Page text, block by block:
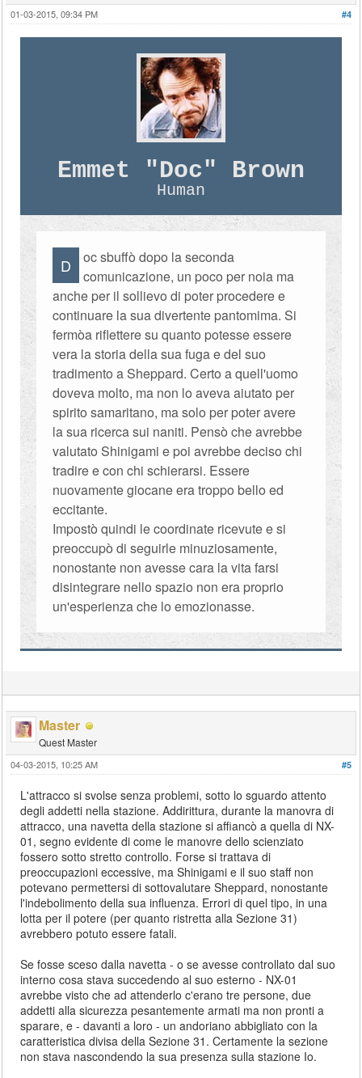
#4
01-03-2015, 09:34 PM
Emmet "Doc" Brown
Human
D
oc sbuffò dopo la seconda
comunicazione, un poco per noia ma
anche per il sollievo di poter procedere e
continuare la sua divertente pantomima. Si
fermòa riflettere su quanto potesse essere
vera la storia della sua fuga e del suo
tradimento a Sheppard. Certo a quell'uomo
doveva molto, ma non lo aveva aiutato per
spirito samaritano, ma solo per poter avere
la sua ricerca sui naniti. Pensò che avrebbe
valutato Shinigami e poi avrebbe deciso chi
tradire e con chi schierarsi. Essere
nuovamente giocane era troppo bello ed
eccitante.
Impostò quindi le coordinate ricevute e si
preoccupò di seguirle minuziosamente,
nonostante non avesse cara la vita farsi
disintegrare nello spazio non era proprio
un'esperienza che lo emozionasse.
Master
Quest Master
#5
04-03-2015, 10:25 AM
L'attracco si svolse senza problemi, sotto lo sguardo attento
degli addetti nella stazione. Addirittura, durante la manovra di
attracco, una navetta della stazione si affiancò a quella di NX-
01, segno evidente di come le manovre dello scienziato
fossero sotto stretto controllo. Forse si trattava di
preoccupazioni eccessive, ma Shinigami e il suo staff non
potevano permettersi di sottovalutare Sheppard, nonostante
l'indebolimento della sua influenza. Errori di quel tipo, in una
lotta per il potere (per quanto ristretta alla Sezione 31)
avrebbero potuto essere fatali.
Se fosse sceso dalla navetta - o se avesse controllato dal suo
interno cosa stava succedendo al suo esterno - NX-01
avrebbe visto che ad attenderlo c'erano tre persone, due
addetti alla sicurezza pesantemente armati ma non pronti a
sparare, e - davanti a loro - un andoriano abbigliato con la
caratteristica divisa della Sezione 31. Certamente la sezione
non stava nascondendo la sua presenza sulla stazione Io.